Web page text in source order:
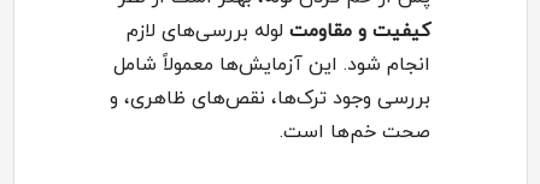
کیفیت و مقاومت لوله بررسی‌های لازم
انجام شود. این آزمایش‌ها معمولاً شامل
بررسی وجود ترک‌ها، نقص‌های ظاهری، و
صحت خم‌ها است.